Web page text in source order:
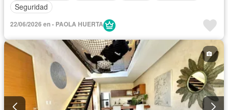
Seguridad
22/06/2026 en - PAOLA HUERTA